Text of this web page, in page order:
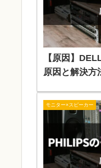
【原因】
原因と解決方
モニター×スピーカー